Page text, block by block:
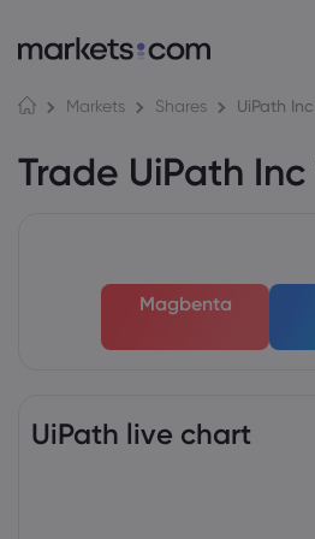
Markets Shares UiPath Inc
Trade UiPath Inc
Magbenta
UiPath live chart